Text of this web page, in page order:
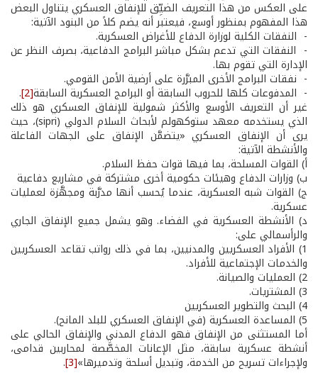
على العكس من هذا التعريف الضيِّق للإنفاق العسكري يتناول البعض
هذا المفهوم بمنظور أوسع، فيعتبر أنه يضم كلاً من البنود الآتية:
- النفقات الكلية لوزارة الدفاع للأغراض العسكرية.
- النفقات التي تدعم بشكل مباشر البرامج الدفاعية، بصرف النظر عن
الإدارة التي تقوم بها.
- نفقات البرامج الأخرى المبرَّرة على أرضية الأمن القومي.
- المدفوعات كلها للحروب السابقة أو البرامج العسكرية السابقة[2]
.
غير أن التعريف الأوسع والأكثر شمولية للإنفاق العسكري هو ذلك
الذي يستخدمه معهد ستوكهولم لأبحاث السلام الدولي (sipri)، حيث
يرى أن الإنفاق العسكري «يتضمَّن الإنفاق على الجهات الفاعلة
والأنشطة الآتية:
أ) القوات المسلحة، بما فيها قوات حفظ السلام.
ب) وزارات الدفاع وهيئات حكومية أخرى مشتركة في مشاريع دفاعية
ج) القوات شبه العسكرية، عندما يُحسب أنها مدرَّبة ومجهَّزة لعمليات
عسكرية.
د) الأنشطة العسكرية في الفضاء. وهو يشمل جميع الإنفاق الجاري
والرأسمالي على:
1) الأفراد العسكريين والمدنيين، بما في ذلك رواتب تقاعد العسكريين
والخدمات الإجتماعية للأفراد.
2) العمليات والصيانة.
3) المشتريات.
4) البحث والتطوير العسكريين
5) المساعدة العسكرية (في الإنفاق العسكري للبلد المانح).
أما المستثنى من الإنفاق فهو الدفاع المدني والإنفاق الحالي على
أنشطة عسكرية سابقة، مثل الإعانات المخصَّصة لمحاربين قدامى،
ولإجراءات تسريح من الخدمة، وتبديل أسلحة وتدميرها»[3]
.